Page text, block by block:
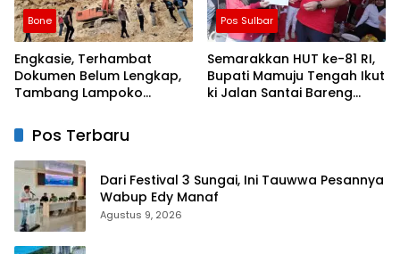
Bone
Engkasie, Terhambat
Dokumen Belum Lengkap,
Tambang Lampoko
Tidak Operasional
Pos Sulbar
Semarakkan HUT ke-81 RI,
Bupati Mamuju Tengah Ikut
ki Jalan Santai Bareng
Pos Terbaru
Dari Festival 3 Sungai, Ini Tauwwa Pesannya
Wabup Edy Manaf
Agustus 9, 2026